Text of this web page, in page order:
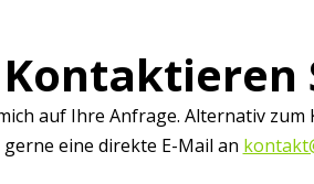
Kontaktieren
auf Ihre Anfrage. Alternativ
gerne eine direkte E-Mail an